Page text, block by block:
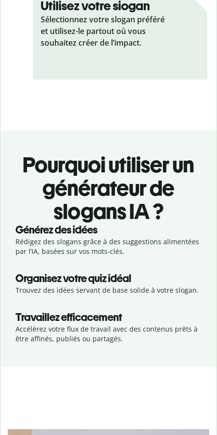
Utilisez votre siogan
Sélectionnez votre slogan préféré
et utilisez-le partout où vous
souhaitez créer de l’impact.
Pourquoi utiliser un
générateur de
slogans IA ?
Générez des idées
Rédigez des slogans grâce à des suggestions alimentées
par l’IA, basées sur vos mots-clés.
Organisez votre quiz idéal
Trouvez des idées servant de base solide à votre slogan.
Travaillez efficacement
Accélérez votre flux de travail avec des contenus prêts à
être affinés, publiés ou partagés.